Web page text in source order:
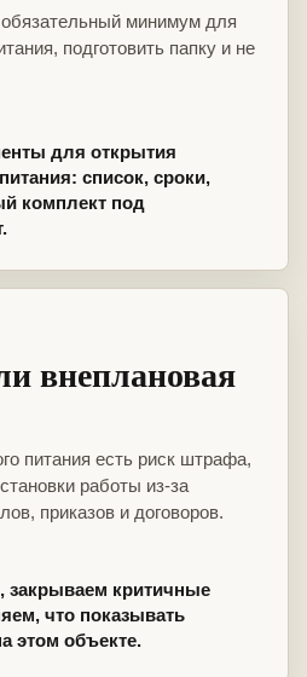
минимум для
подготовить папку и не
для открытия
список, сроки,
комплект под
внеплановая
питания есть риск штрафа,
работы из-за
приказов и договоров.
критичные
что показывать
этом объекте.